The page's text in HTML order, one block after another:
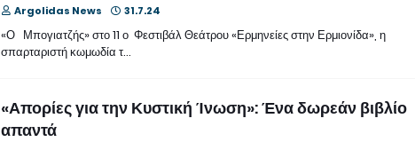
Argolidas News 31.7.24
«Ο Μπογιατζής» στο 11 ο Φεστιβάλ Θεάτρου «Ερμηνείες στην Ερμιονίδα», η
σπαρταριστή κωμωδία τ…
«Απορίες για την Κυστική Ίνωση»: Ένα δωρεάν βιβλίο
απαντά